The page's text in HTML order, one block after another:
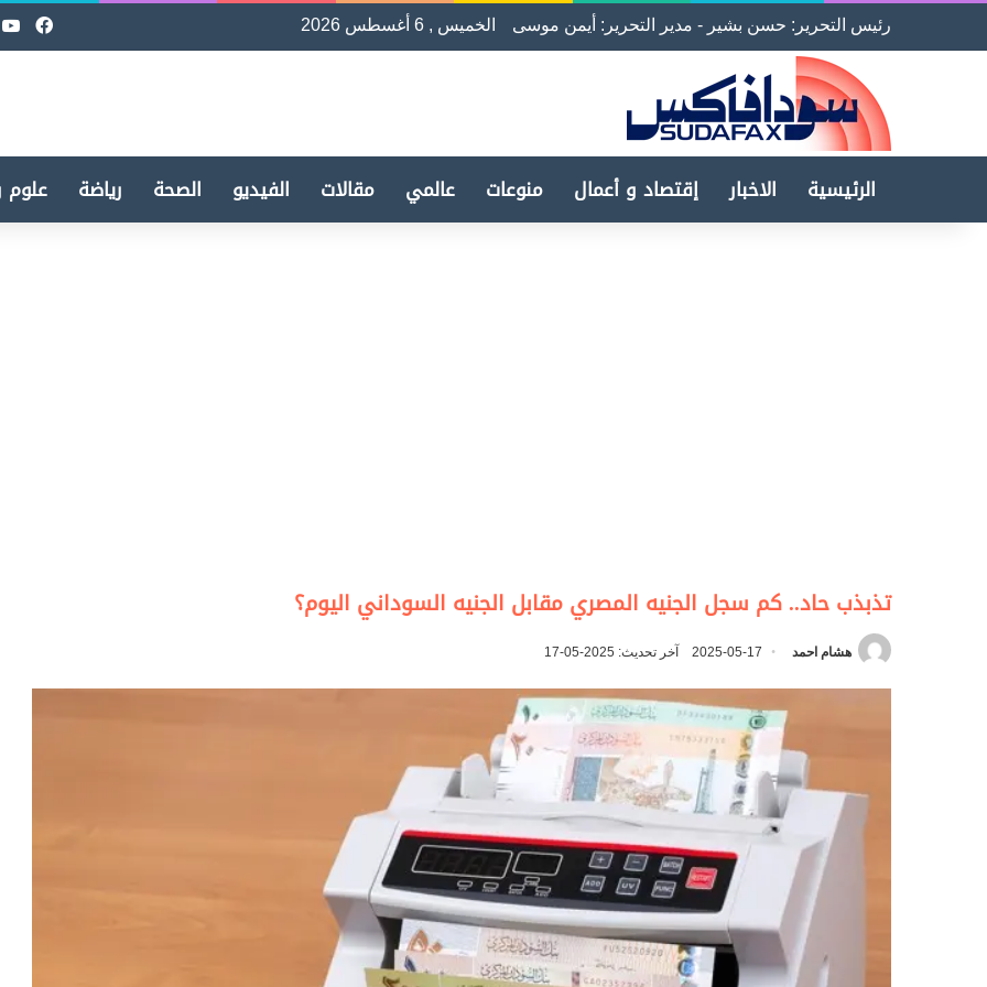
رئيس التحرير: حسن بشير - مدير التحرير: أيمن موسى الخميس , 6 أغسطس 2026
الرئيسية الاخبار إقتصاد و أعمال منوعات عالمي مقالات الفيديو الصحة رياضة علوم
تذبذب حاد.. كم سجل الجنيه المصري مقابل الجنيه السوداني اليوم؟
هشام احمد 2025-05-17 آخر تحديث: 2025-05-17